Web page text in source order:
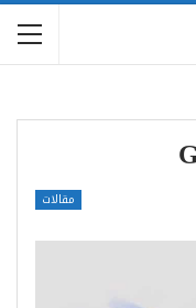
مقالات